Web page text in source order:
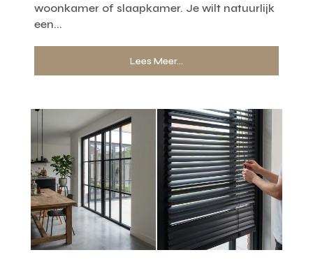
woonkamer of slaapkamer. Je wilt natuurlijk
een...
Lees Meer...